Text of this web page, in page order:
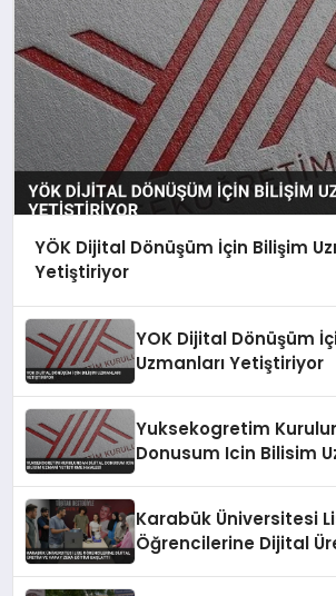
YÖK Dijital Dönüşüm İçin Bilişim
Yetiştiriyor
YOK Dijital Dönüşüm
Uzmanları Yetiştiriyor
Yuksekogretim
Donusum Icin Bilisim
Karabük Üniversitesi
Öğrencilerine Dijital